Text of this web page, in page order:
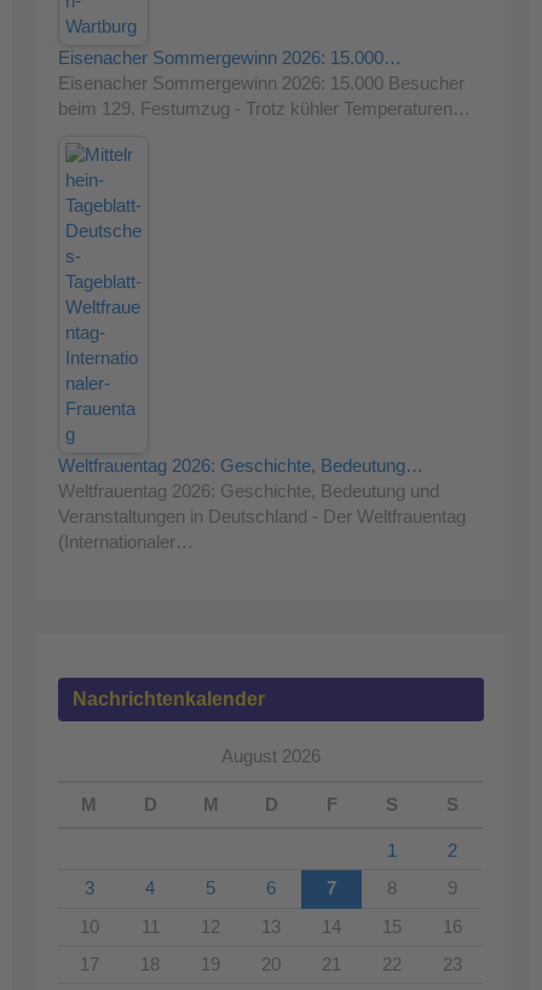
Eisenacher Sommergewinn 2026: 15.000…
Eisenacher Sommergewinn 2026: 15.000 Besucher
beim 129. Festumzug - Trotz kühler Temperaturen…
Weltfrauentag 2026: Geschichte, Bedeutung…
Weltfrauentag 2026: Geschichte, Bedeutung und
Veranstaltungen in Deutschland - Der Weltfrauentag
(Internationaler…
Nachrichtenkalender
August 2026
M D M D F S S
1
2
3
4 5 6 7 8
9
10
11 12 13 14 15
16
17
18 19 20 21 22
23